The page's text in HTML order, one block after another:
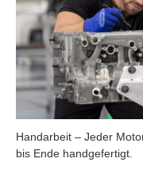
Handarbeit – Jeder
bis Ende handgefertigt.